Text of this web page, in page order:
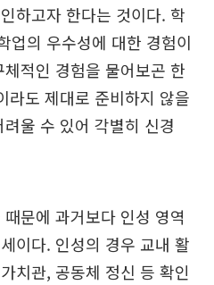
하고자 한다는 것이다. 학
업의 우수성에 대한 경험이
적인 경험을 물어보곤 한
라도 제대로 준비하지 않을
울 수 있어 각별히 신경
문에 과거보다 인성 영역
이다. 인성의 경우 교내 활
치관, 공동체 정신 등 확인